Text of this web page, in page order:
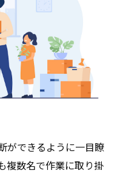
ができるように一目瞭
複数名で作業に取り掛